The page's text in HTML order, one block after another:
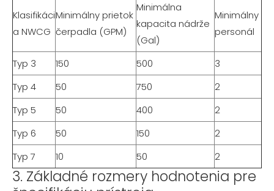
Klasifikáci
a NWCG
Minimálny prietok
čerpadla (GPM)
Minimálna
kapacita nádrže
(Gal)
Minimálny
personál
Typ 3 150 500
3
Typ 4
50 750
2
Typ 5
50 400
2
Typ 6
50 150
2
Typ 7
10 50 2
3. Základné rozmery hodnotenia pre